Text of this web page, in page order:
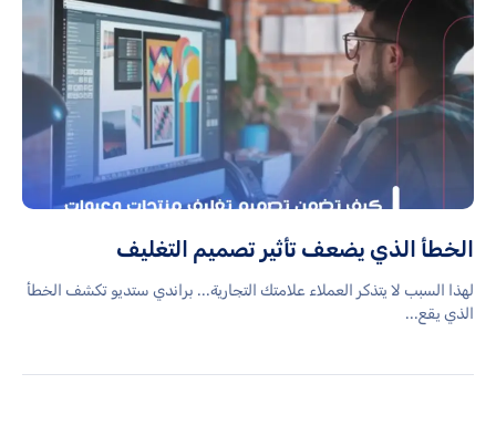
الخطأ الذي يضعف تأثير تصميم التغليف
لهذا السبب لا يتذكر العملاء علامتك التجارية... براندي ستديو تكشف الخطأ
الذي يقع...